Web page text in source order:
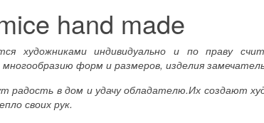
hand made
художниками индивидуально и по праву
форм и размеров, изделия
радость в дом и удачу обладателю.Их создают
своих рук.